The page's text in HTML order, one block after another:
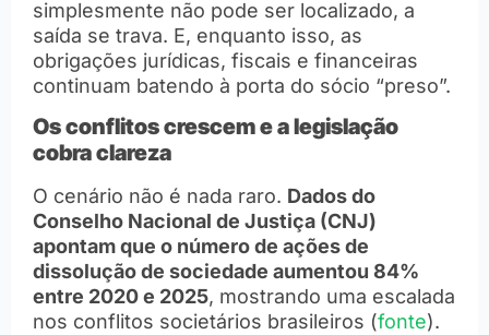
simplesmente não pode ser localizado, a
saída se trava. E, enquanto isso, as
obrigações jurídicas, fiscais e financeiras
continuam batendo à porta do sócio “preso”.
Os conflitos crescem e a legislação
cobra clareza
O cenário não é nada raro. Dados do
Conselho Nacional de Justiça (CNJ)
apontam que o número de ações de
dissolução de sociedade aumentou 84%
entre 2020 e 2025, mostrando uma escalada
nos conflitos societários brasileiros (fonte).